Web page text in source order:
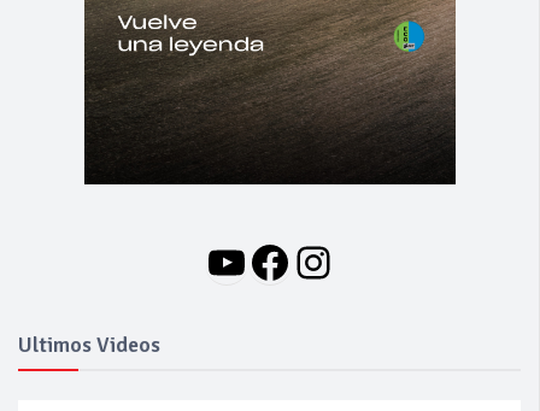
YouTube
Facebook
Instagram
Ultimos Videos